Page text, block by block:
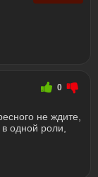
0
не ждите,
одной роли,